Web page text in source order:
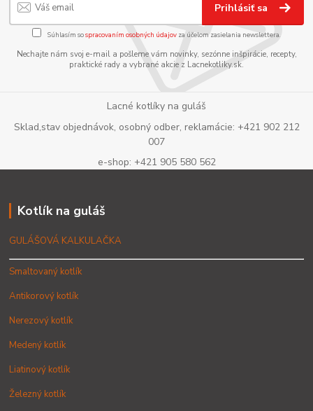
Prihlásiť sa
Súhlasím sospracovaním osobných údajov za účelom zasielania newslettera.
Nechajte nám svoj e-mail a pošleme vám novinky, sezónne inšpirácie, recepty,
praktické rady a vybrané akcie z Lacnekotliky.sk.
Lacné kotlíky na guláš
Sklad,stav objednávok, osobný odber, reklamácie: +421 902 212
007
e-shop: +421 905 580 562
Kotlík na guláš
GULÁŠOVÁ KALKULAČKA
Smaltovaný kotlík
Antikorový kotlík
Nerezový kotlík
Medený kotlík
Liatinový kotlík
Železný kotlík